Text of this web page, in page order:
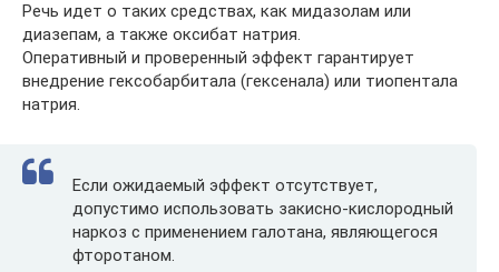
Речь идет о таких средствах, как мидазолам или
диазепам, а также оксибат натрия.
Оперативный и проверенный эффект гарантирует
внедрение гексобарбитала (гексенала) или тиопентала
натрия.
Если ожидаемый эффект отсутствует,
допустимо использовать закисно-кислородный
наркоз с применением галотана, являющегося
фторотаном.